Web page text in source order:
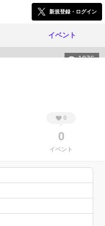
新規登録・ログイン
イベント
1976
0
0
イベント